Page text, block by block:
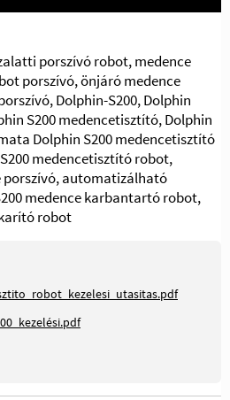
porszívó robot, medence
porszívó, önjáró medence
Dolphin-S200, Dolphin
S200 medencetisztító, Dolphin
Dolphin S200 medencetisztító
medencetisztító robot,
automatizálható
medence karbantartó robot,
robot